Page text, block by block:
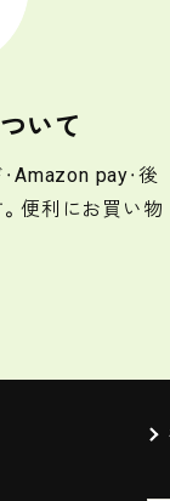
いて
Amazon pay・後
便利にお買い物